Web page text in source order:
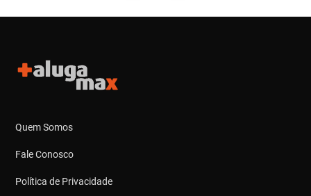
Quem Somos
Fale Conosco
Política de Privacidade